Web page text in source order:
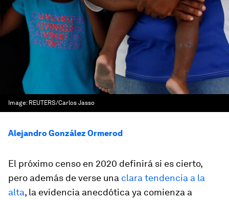
Image: REUTERS/Carlos Jasso
Alejandro González Ormerod
El próximo censo en 2020 definirá si es cierto,
pero además de verse una clara tendencia a la
alta, la evidencia anecdótica ya comienza a